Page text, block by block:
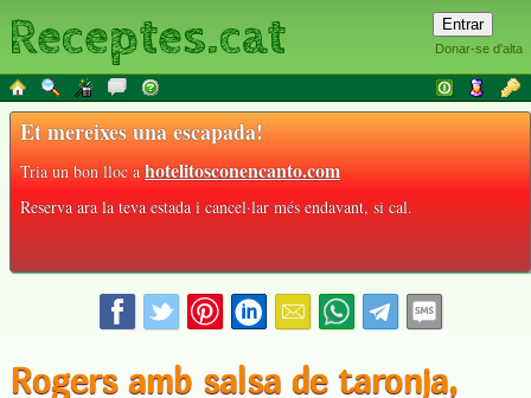
Donar-se d'alta
Receptes.cat
Et mereixes una escapada!
Tria un bon lloc ahotelitosconencanto.com
Reserva ara la teva estada i cancel·lar més endavant, si cal.
Rogers amb salsa de taronja,